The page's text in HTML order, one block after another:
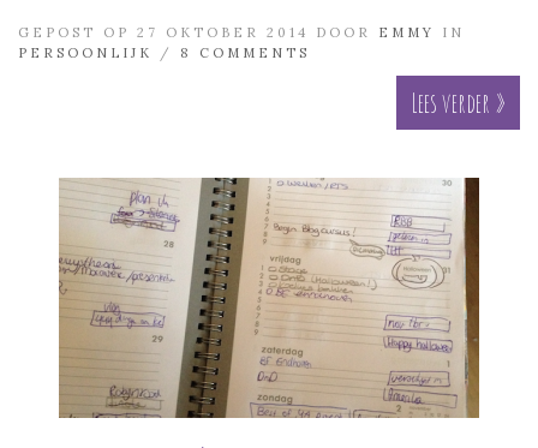
GEPOST OP 27 OKTOBER 2014 DOOR EMMY
IN
PERSOONLIJK
/ 8 COMMENTS
Lees verder »